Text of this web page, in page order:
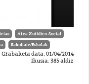
Área Xurídico-Social
Fakultate/Eskolak
Grabaketa data: 01/04/2014
Ikusia: 385 aldiz